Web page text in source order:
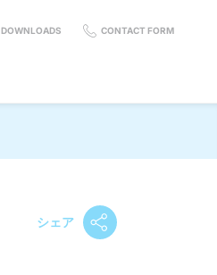
DOWNLOADS CONTACT FORM
シェア